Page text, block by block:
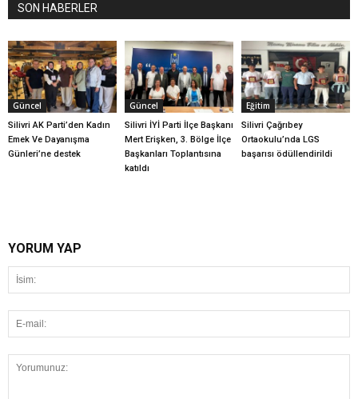
SON HABERLER
Güncel
Silivri AK Parti’den Kadın
Emek Ve Dayanışma
Günleri’ne destek
Güncel
Silivri İYİ Parti İlçe Başkanı
Mert Erişken, 3. Bölge İlçe
Başkanları Toplantısına
katıldı
Eğitim
Silivri Çağrıbey
Ortaokulu’nda LGS
başarısı ödüllendirildi
YORUM YAP